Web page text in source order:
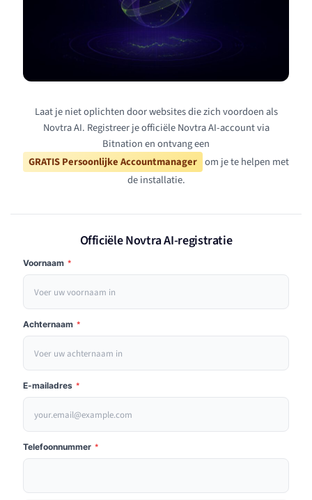
Laat je niet oplichten door websites die zich voordoen als
Novtra AI. Registreer je officiële Novtra AI-account via
Bitnation en ontvang een
GRATIS Persoonlijke Accountmanager om je te helpen met
de installatie.
Officiële Novtra AI-registratie
Voornaam *
Achternaam *
E-mailadres *
Telefoonnummer *